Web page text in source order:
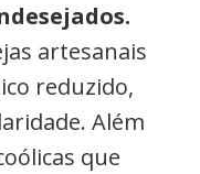
artesanais
reduzido,
Além
que